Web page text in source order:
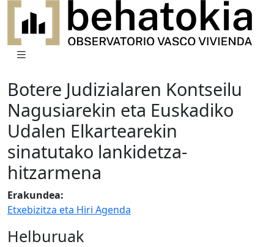
Botere Judizialaren Kontseilu
Nagusiarekin eta Euskadiko
Udalen Elkartearekin
sinatutako lankidetza-
hitzarmena
Erakundea:
Etxebizitza eta Hiri Agenda
Helburuak